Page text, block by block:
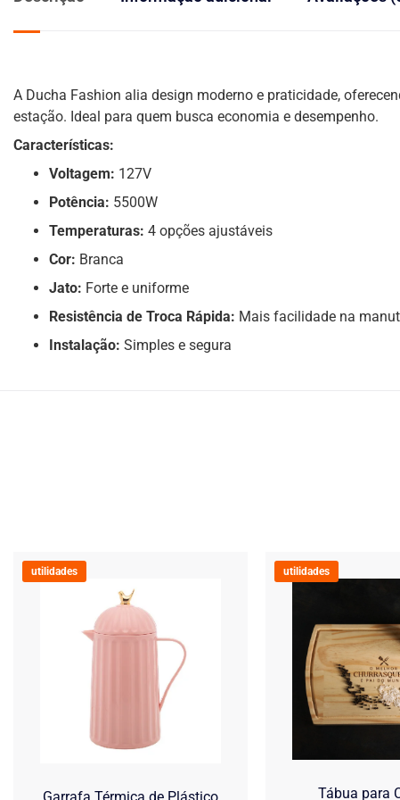
A Ducha Fashion alia design moderno e praticidade,
estação. Ideal para quem busca economia e desempenho.
Características:
Voltagem: 127V
Potência: 5500W
Temperaturas: 4 opções ajustáveis
Cor: Branca
Jato: Forte e uniforme
Resistência de Troca Rápida: Mais facilidade na
Instalação: Simples e segura
utilidades utilidades
Tábua para